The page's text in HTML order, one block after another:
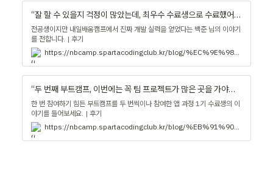
“잘 할 수 있을지 걱정이 많았는데, 최우수 수료생으로 수료했어요.” - 내일배움캠프 블로그
전공생이지만 내일배움캠프에서 진짜 개발 실력을 얻었다는 백준 님의 이야기
를 전합니다. | 후기
“두 번째 부트캠프, 이번에는 꼭 팀 프로젝트가 많은 곳을 가야겠다고 결심했죠.” - 내일배움캠프 블로그
한 번 참여하기 힘든 부트캠프를 두 번씩이나 참여한 앱 과정 1기 수료생의 이
야기를 들어보세요. | 후기